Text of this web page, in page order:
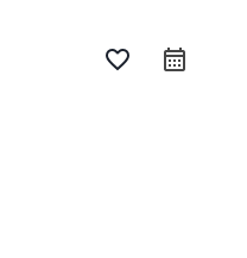
favorite_border calendar_month